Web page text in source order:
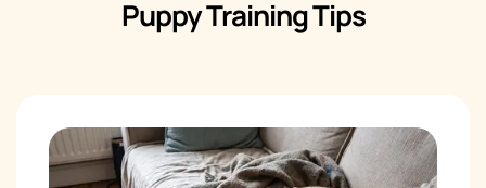
Puppy Training Tips